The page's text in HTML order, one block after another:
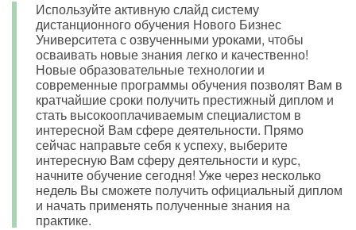
Используйте активную слайд систему
дистанционного обучения Нового Бизнес
Университета с озвученными уроками, чтобы
осваивать новые знания легко и качественно!
Новые образовательные технологии и
современные программы обучения позволят Вам в
кратчайшие сроки получить престижный диплом и
стать высокооплачиваемым специалистом в
интересной Вам сфере деятельности. Прямо
сейчас направьте себя к успеху, выберите
интересную Вам сферу деятельности и курс,
начните обучение сегодня! Уже через несколько
недель Вы сможете получить официальный диплом
и начать применять полученные знания на
практике.